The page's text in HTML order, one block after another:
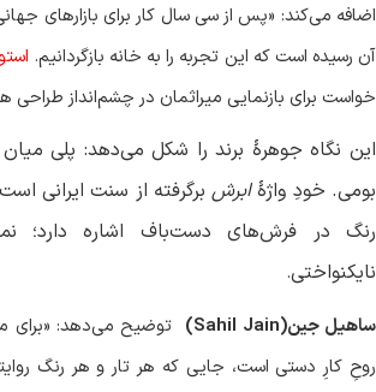
اضافه می‌کند: «پس از سی سال کار برای بازارهای
آن رسیده است که این تجربه را به خانه بازگردانیم.
خواست برای بازنمایی میراثمان در چشم‌انداز طراحی
این نگاه جوهرهٔ برند را شکل می‌دهد: پلی
بومی. خودِ واژهٔابرشبرگرفته از سنت ایرانی
رنگ در فرش‌های دست‌باف اشاره دارد؛
نایکنواختی.
ساهیل جین(Sahil Jain) توضیح می‌دهد: «برای
روحِ کارِ دستی است، جایی که هر تار و هر رنگ